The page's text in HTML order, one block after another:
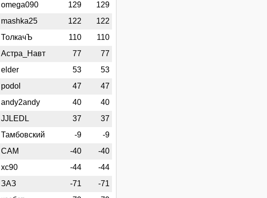
omega090
129
129
mashka25
122
122
ТолкачЪ
110
110
Астра_Навт
77
77
elder
53
53
podol
47
47
andy2andy
40
40
JJLEDL
37
37
Тамбовский
-9
-9
CAM
-40
-40
xc90
-44
-44
ЗАЗ
-71
-71